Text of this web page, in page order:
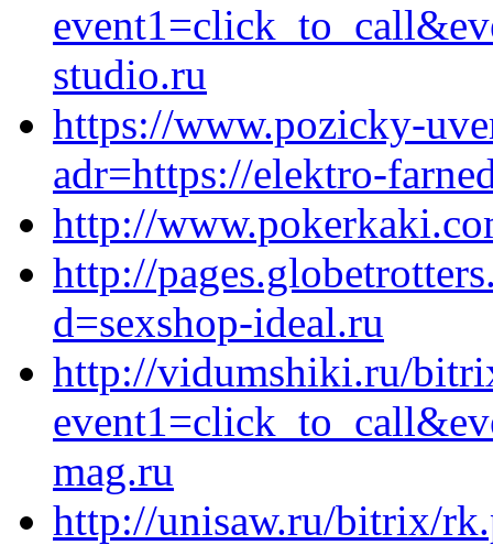
studio.ru
https://www.pozicky-
adr=https://elektro-
http://
http://
d=sexshop-ideal.ru
http://vidumshiki.ru/
mag.ru
http://unisaw.ru/bitrix/